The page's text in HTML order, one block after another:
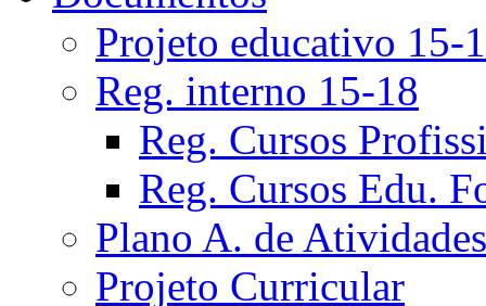
Projeto educativo 15-
Reg. interno 15-18
Reg. Cursos
Reg. Cursos Edu.
Plano A. de Atividades
Projeto Curricular